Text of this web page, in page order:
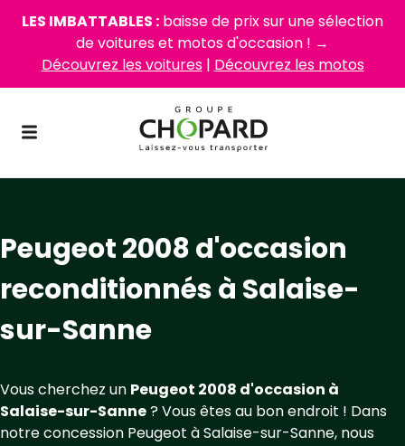
LES IMBATTABLES : baisse de prix sur une sélection
de voitures et motos d'occasion ! →
Découvrez les voitures| Découvrez les motos
Peugeot 2008 d'occasion
reconditionnés à Salaise-
sur-Sanne
Vous cherchez un Peugeot 2008 d'occasion à
Salaise-sur-Sanne? Vous êtes au bon endroit ! Dans
notre concession Peugeot à Salaise-sur-Sanne, nous